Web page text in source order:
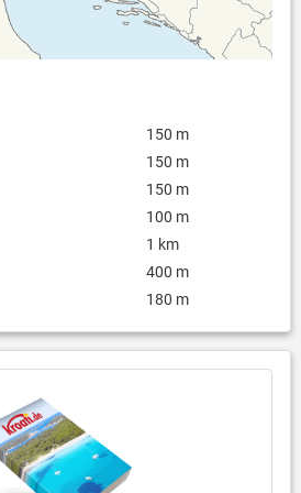
150 m
150 m
150 m
100 m
1 km
400 m
180 m